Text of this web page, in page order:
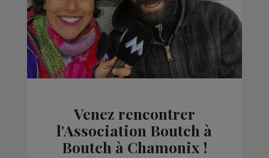
Venez rencontrer
l'Association Boutch à
Boutch à Chamonix !